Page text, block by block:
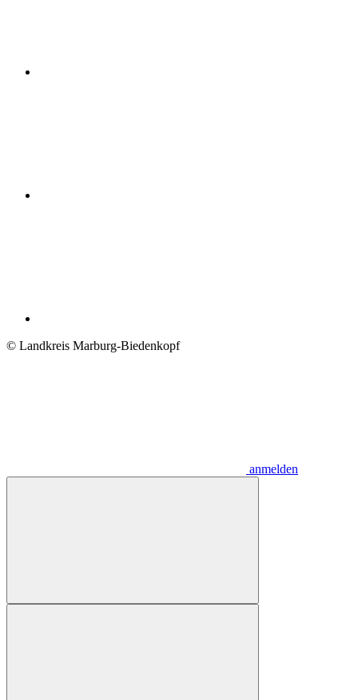
© Landkreis Marburg-Biedenkopf
anmelden